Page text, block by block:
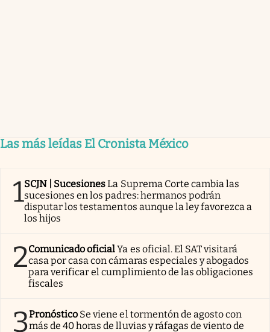
Las más leídas El Cronista México
1SCJN | SucesionesLa Suprema Corte cambia las
sucesiones en los padres: hermanos podrán
disputar los testamentos aunque la ley favorezca a
los hijos
2Comunicado oficialYa es oficial. El SAT visitará
casa por casa con cámaras especiales y abogados
para verificar el cumplimiento de las obligaciones
fiscales
3Pronóstico Se viene el tormentón de agosto con
más de 40 horas de lluvias y ráfagas de viento de